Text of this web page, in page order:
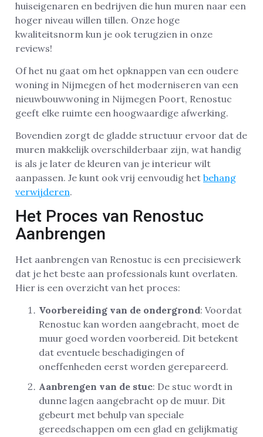
huiseigenaren en bedrijven die hun muren naar een
hoger niveau willen tillen. Onze hoge
kwaliteitsnorm kun je ook terugzien in onze
reviews!
Of het nu gaat om het opknappen van een oudere
woning in Nijmegen of het moderniseren van een
nieuwbouwwoning in Nijmegen Poort, Renostuc
geeft elke ruimte een hoogwaardige afwerking.
Bovendien zorgt de gladde structuur ervoor dat de
muren makkelijk overschilderbaar zijn, wat handig
is als je later de kleuren van je interieur wilt
aanpassen. Je kunt ook vrij eenvoudig het behang
verwijderen.
Het Proces van Renostuc
Aanbrengen
Het aanbrengen van Renostuc is een precisiewerk
dat je het beste aan professionals kunt overlaten.
Hier is een overzicht van het proces:
Voorbereiding van de ondergrond: Voordat
Renostuc kan worden aangebracht, moet de
muur goed worden voorbereid. Dit betekent
dat eventuele beschadigingen of
oneffenheden eerst worden gerepareerd.
Aanbrengen van de stuc: De stuc wordt in
dunne lagen aangebracht op de muur. Dit
gebeurt met behulp van speciale
gereedschappen om een glad en gelijkmatig